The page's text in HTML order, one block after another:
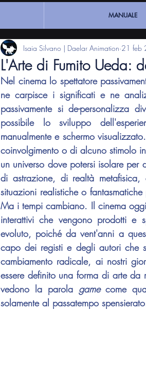
MANUALE
L'Arte di Fumito Ueda:
Isaia Silvano | Daelar Animation 21 feb
Nel cinema lo spettatore
ne carpisce i significati e ne
passivamente si de-personalizza
possibile lo sviluppo
manualmente e schermo
coinvolgimento o di alcuno stimolo
un universo dove potersi isolare
di astrazione, di realtà
situazioni realistiche o
Ma i tempi cambiano. Il cinema
interattivi che vengono prodotti
evoluto, poiché da vent'anni a
capo dei registi e degli autori che
cambiamento radicale, ai nostri
essere definito una forma di arte
vedono la parola game come
solamente al passatempo